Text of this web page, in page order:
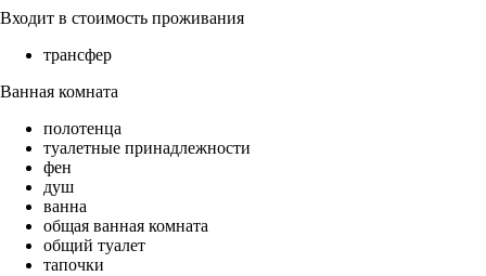
Входит в стоимость проживания
трансфер
Ванная комната
полотенца
туалетные принадлежности
фен
душ
ванна
общая ванная комната
общий туалет
тапочки